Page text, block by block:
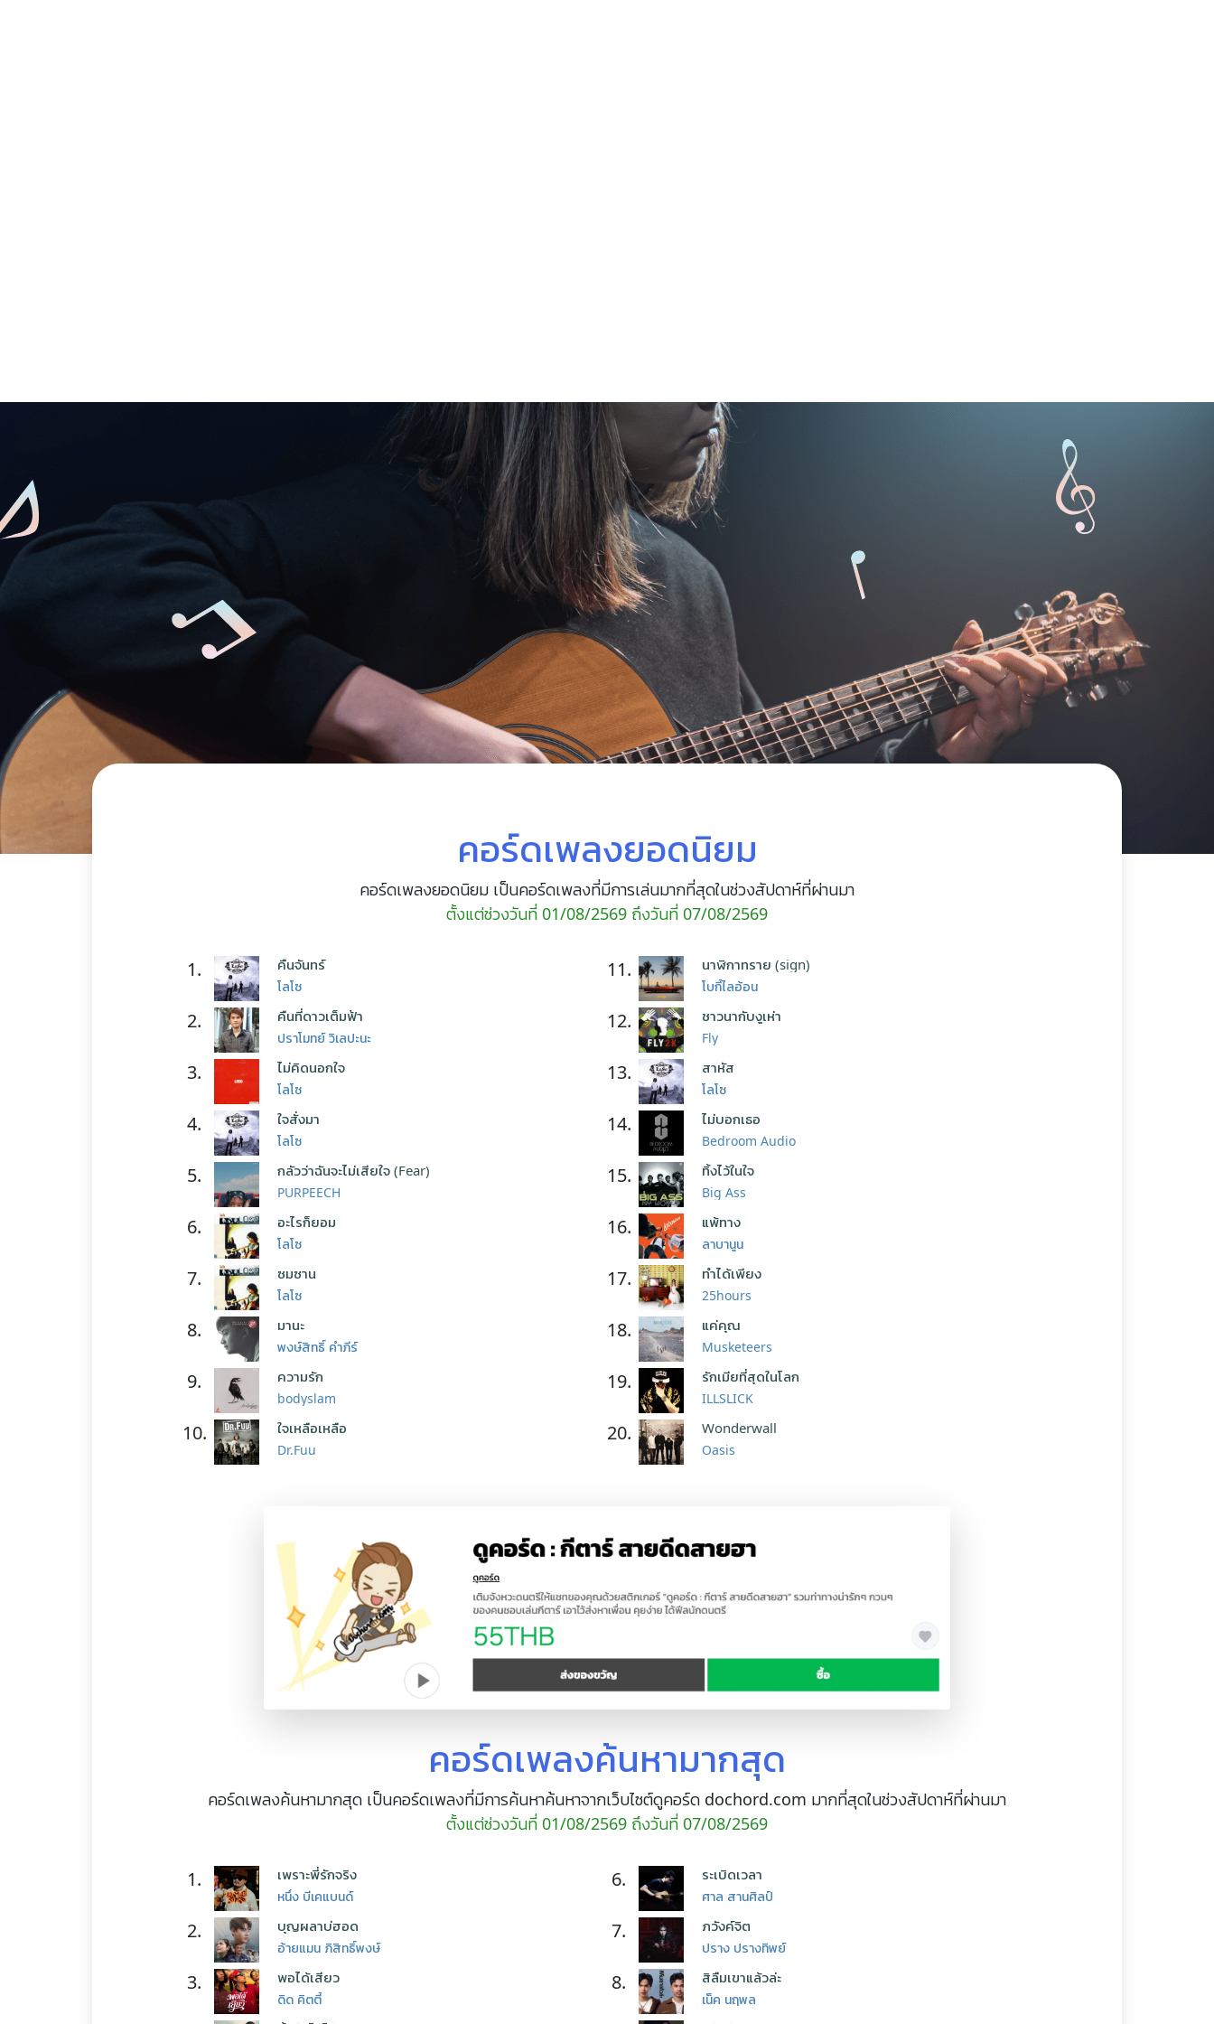
คอร์ดเพลงยอดนิยม
คอร์ดเพลงยอดนิยม เป็นคอร์ดเพลงที่มีการเล่นมากที่สุดในช่วงสัปดาห์ที่ผ่านมา
ตั้งแต่ช่วงวันที่ 01/08/2569 ถึงวันที่ 07/08/2569
1. คืนจันทร์
โลโซ
2. คืนที่ดาวเต็มฟ้า
ปราโมทย์ วิเลปะนะ
3. ไม่คิดนอกใจ
โลโซ
4. ใจสั่งมา
โลโซ
5. กลัวว่าฉันจะไม่เสียใจ (Fear)
PURPEECH
6. อะไรก็ยอม
โลโซ
7. ซมซาน
โลโซ
8. มานะ
พงษ์สิทธิ์ คำภีร์
9. ความรัก
bodyslam
10. ใจเหลือเหลือ
Dr.Fuu
11. นาฬิกาทราย (sign)
โบกี้ไลอ้อน
12. ชาวนากับงูเห่า
Fly
13. สาหัส
โลโซ
14. ไม่บอกเธอ
Bedroom Audio
15. ทิ้งไว้ในใจ
Big Ass
16. แพ้ทาง
ลาบานูน
17. ทำได้เพียง
25hours
18. แค่คุณ
Musketeers
19. รักเมียที่สุดในโลก
ILLSLICK
20. Wonderwall
Oasis
คอร์ดเพลงค้นหามากสุด
คอร์ดเพลงค้นหามากสุด เป็นคอร์ดเพลงที่มีการค้นหาค้นหาจากเว็บไซต์ดูคอร์ด dochord.com มากที่สุดในช่วงสัปดาห์ที่ผ่านมา
ตั้งแต่ช่วงวันที่ 01/08/2569 ถึงวันที่ 07/08/2569
1. เพราะพี่รักจริง
หนึ่ง บีเคแบนด์
2. บุญผลาบ่ฮอด
อ้ายแมน ภิสิทธิ์พงษ์
3. พอได้เสียว
ดิด คิตตี้
6. ระเบิดเวลา
ศาล สานศิลป์
7. ภวังค์จิต
ปราง ปรางทิพย์
8. สิลืมเขาแล้วล่ะ
เน็ค นฤพล